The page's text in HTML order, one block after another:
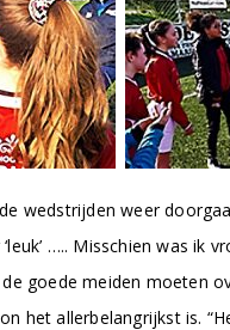
wedstrijden weer
….. Misschien was ik
goede meiden moeten
het allerbelangrijkst is.